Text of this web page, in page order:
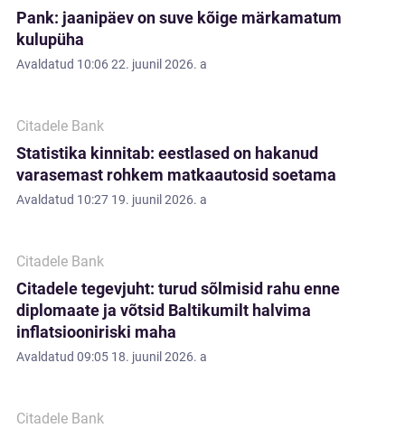
Pank: jaanipäev on suve kõige märkamatum
kulupüha
Avaldatud 10:06 22. juunil 2026. a
Citadele Bank
Statistika kinnitab: eestlased on hakanud
varasemast rohkem matkaautosid soetama
Avaldatud 10:27 19. juunil 2026. a
Citadele Bank
Citadele tegevjuht: turud sõlmisid rahu enne
diplomaate ja võtsid Baltikumilt halvima
inflatsiooniriski maha
Avaldatud 09:05 18. juunil 2026. a
Citadele Bank